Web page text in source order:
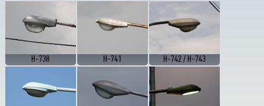
H-738 H-741 H-742 / H-743